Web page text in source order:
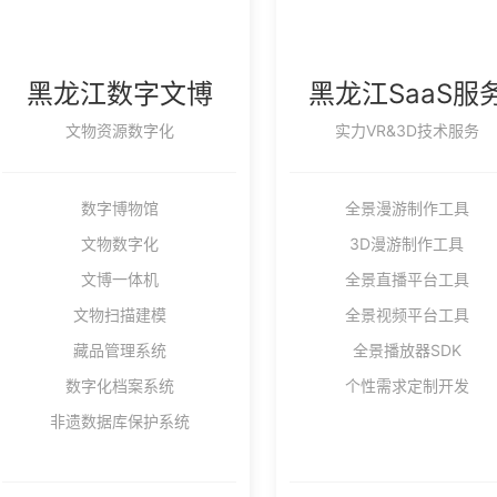
黑龙江数字文博
文物资源数字化
数字博物馆
文物数字化
文博一体机
文物扫描建模
藏品管理系统
数字化档案系统
非遗数据库保护系统
黑龙江SaaS服
实力VR&3D技术服务
全景漫游制作工具
3D漫游制作工具
全景直播平台工具
全景视频平台工具
全景播放器SDK
个性需求定制开发